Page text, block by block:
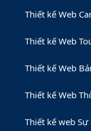
Thiết kế Web
Thiết kế Web
Thiết kế Web
Thiết kế Web
Thiết kế web